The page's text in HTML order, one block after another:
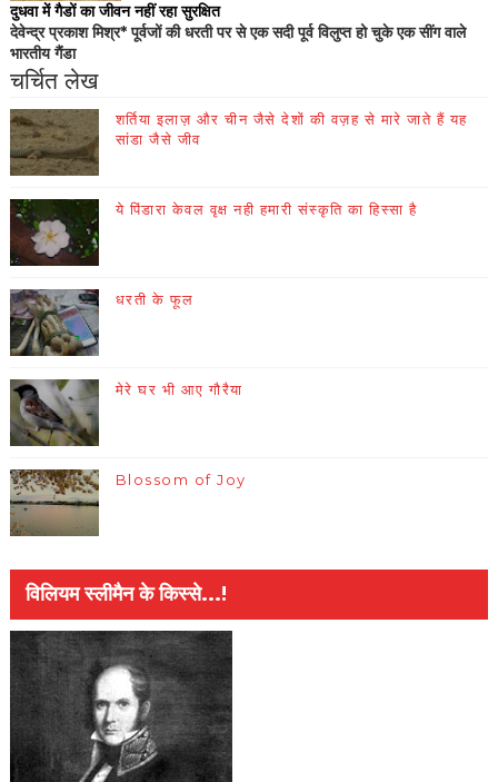
दुधवा में गैडों का जीवन नहीं रहा सुरक्षित
देवेन्द्र प्रकाश मिश्र* पूर्वजों की धरती पर से एक सदी पूर्व विलुप्त हो चुके एक सींग वाले
भारतीय गैंडा
चर्चित लेख
शर्तिया इलाज़ और चीन जैसे देशों की वज़ह से मारे जाते हैं यह
सांडा जैसे जीव
ये पिंडारा केवल वृक्ष नही हमारी संस्कृति का हिस्सा है
धरती के फूल
मेरे घर भी आए गौरैया
Blossom of Joy
विलियम स्लीमैन के किस्से...!